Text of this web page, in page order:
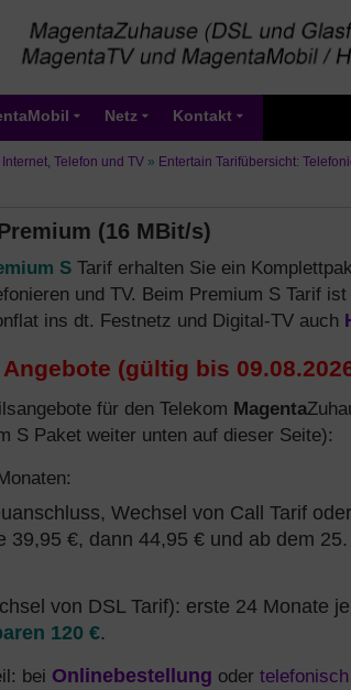
Netz Kontakt
Telefon und TV » Entertain Tarifübersicht:
(16 MBit/s)
S Tarif erhalten Sie ein
und TV. Beim Premium S Tarif ist
ins dt. Festnetz und Digital-TV auch
Angebote (gültig bis
für den Telekom Magenta
S Paket weiter unten auf dieser Seite):
Wechsel von Call Tarif oder
39,95 €, dann 44,95 € und ab dem 25.
von DSL Tarif): erste 24 Monate
120 €.
bei Onlinebestellung oder telefonisch